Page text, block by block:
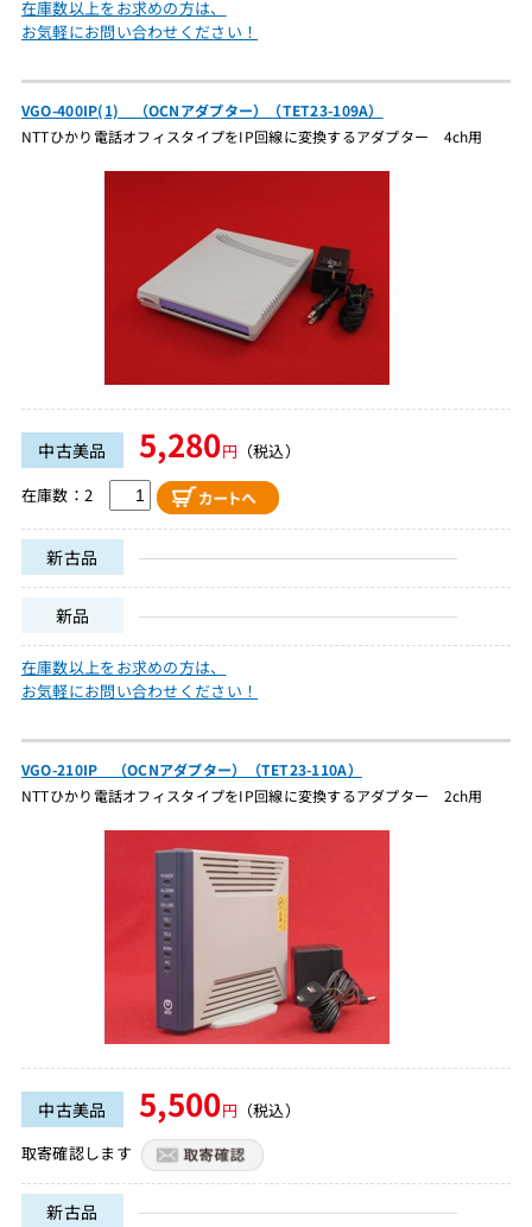
在庫数以上をお求めの方は、
お気軽にお問い合わせください！
VGO-400IP(1) （OCNアダプター）（TET23-109A）
NTTひかり電話オフィスタイプをIP回線に変換するアダプター 4ch用
中古美品 5,280円 （税込）
在庫数：2
新古品
新品
在庫数以上をお求めの方は、
お気軽にお問い合わせください！
VGO-210IP （OCNアダプター）（TET23-110A）
NTTひかり電話オフィスタイプをIP回線に変換するアダプター 2ch用
中古美品 5,500円 （税込）
取寄確認します
新古品